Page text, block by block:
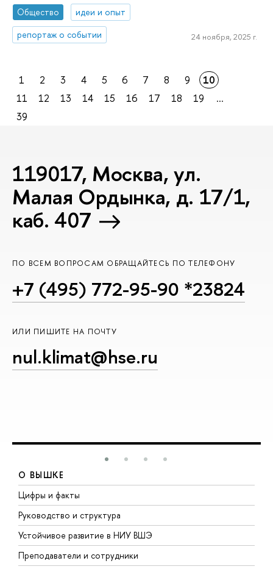
Общество
идеи и опыт
репортаж о событии
24 ноября, 2025 г.
1 2 3 4 5 6 7 8 9
10
11
12 13 14 15 16 17 18 19
...
39
119017, Москва, ул.
Малая Ордынка, д. 17/1,
каб. 407
ПО ВСЕМ ВОПРОСАМ ОБРАЩАЙТЕСЬ ПО ТЕЛЕФОНУ
+7 (495) 772-95-90 *23824
ИЛИ ПИШИТЕ НА ПОЧТУ
nul.klimat@hse.ru
О ВЫШКЕ
Цифры и факты
Руководство и структура
Устойчивое развитие в НИУ ВШЭ
Преподаватели и сотрудники